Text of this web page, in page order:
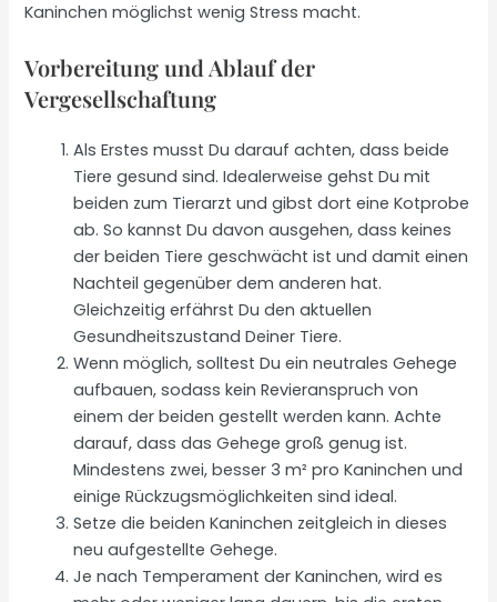
Kaninchen möglichst wenig Stress macht.
Vorbereitung und Ablauf der
Vergesellschaftung
Als Erstes musst Du darauf achten, dass beide
Tiere gesund sind. Idealerweise gehst Du mit
beiden zum Tierarzt und gibst dort eine Kotprobe
ab. So kannst Du davon ausgehen, dass keines
der beiden Tiere geschwächt ist und damit einen
Nachteil gegenüber dem anderen hat.
Gleichzeitig erfährst Du den aktuellen
Gesundheitszustand Deiner Tiere.
Wenn möglich, solltest Du ein neutrales Gehege
aufbauen, sodass kein Revieranspruch von
einem der beiden gestellt werden kann. Achte
darauf, dass das Gehege groß genug ist.
Mindestens zwei, besser 3 m² pro Kaninchen und
einige Rückzugsmöglichkeiten sind ideal.
Setze die beiden Kaninchen zeitgleich in dieses
neu aufgestellte Gehege.
Je nach Temperament der Kaninchen, wird es